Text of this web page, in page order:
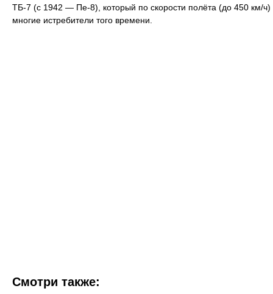
ТБ-7 (с 1942 — Пе-8), который по скорости полёта (до 450 км/ч)
многие истребители того времени.
Смотри также: